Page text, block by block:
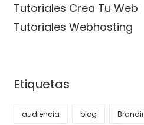
Tutoriales Crea Tu Web
Tutoriales Webhosting
Etiquetas
audiencia blog